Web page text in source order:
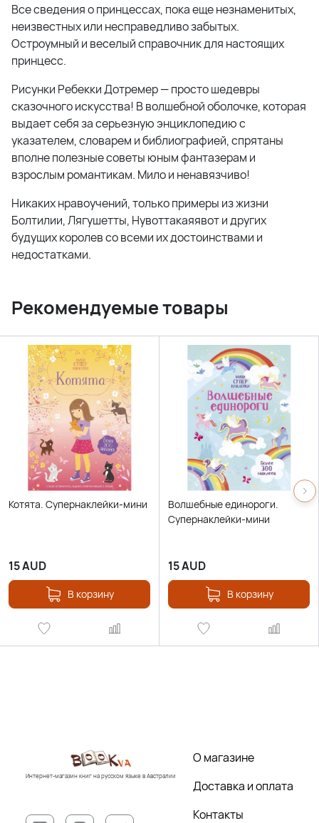
Все сведения о принцессах, пока еще незнаменитых,
неизвестных или несправедливо забытых.
Остроумный и веселый справочник для настоящих
принцесс.
Рисунки Ребекки Дотремер — просто шедевры
сказочного искусства! В волшебной оболочке, которая
выдает себя за серьезную энциклопедию с
указателем, словарем и библиографией, спрятаны
вполне полезные советы юным фантазерам и
взрослым романтикам. Мило и ненавязчиво!
Никаких нравоучений, только примеры из жизни
Болтилии, Лягушетты, Нувоттакаяявот и других
будущих королев со всеми их достоинствами и
недостатками.
Рекомендуемые товары
Котята. Супернаклейки-мини
15AUD
В корзину
Волшебные единороги.
Супернаклейки-мини
15AUD
В корзину
Интернет-магазин книг на русском языке в Австралии
О магазине
Доставка и оплата
Контакты